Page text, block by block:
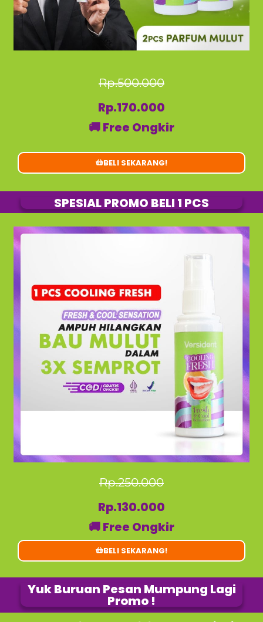
Rp.500.000
Rp.170.000
🚚 Free Ongkir
BELI SEKARANG!
SPESIAL PROMO BELI 1 PCS
Rp.250.000
Rp.130.000
🚚 Free Ongkir
BELI SEKARANG!
Yuk Buruan Pesan Mumpung Lagi
Promo !